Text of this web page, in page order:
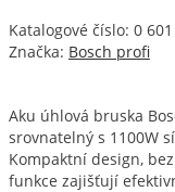
Katalogové číslo: 0
Značka: Bosch profi
Aku úhlová bruska
srovnatelný s 1100W
Kompaktní design,
funkce zajišťují